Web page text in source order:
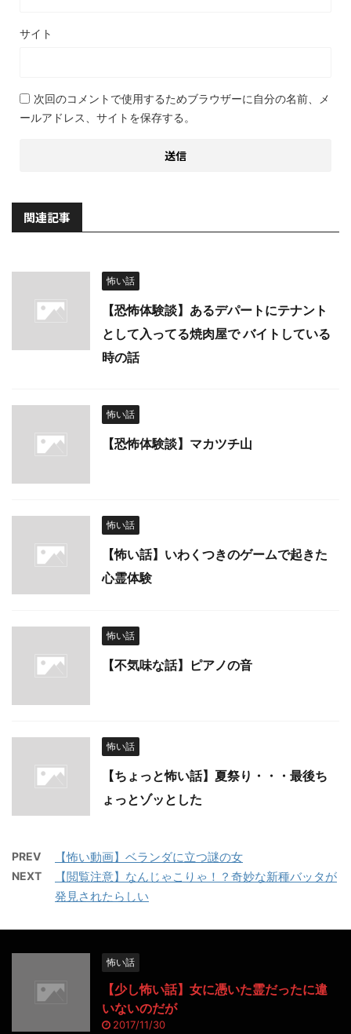
サイト
次回のコメントで使用するためブラウザーに自分の名前、メ
ールアドレス、サイトを保存する。
関連記事
怖い話
【恐怖体験談】あるデパートにテナント
として入ってる焼肉屋で バイトしている
時の話
怖い話
【恐怖体験談】マカツチ山
怖い話
【怖い話】いわくつきのゲームで起きた
心霊体験
怖い話
【不気味な話】ピアノの音
怖い話
【ちょっと怖い話】夏祭り・・・最後ち
ょっとゾッとした
PREV 【怖い動画】ベランダに立つ謎の女
NEXT
【閲覧注意】なんじゃこりゃ！？奇妙な新種バッタが
発見されたらしい
怖い話
【少し怖い話】女に憑いた霊だったに違
いないのだが
2017/11/30